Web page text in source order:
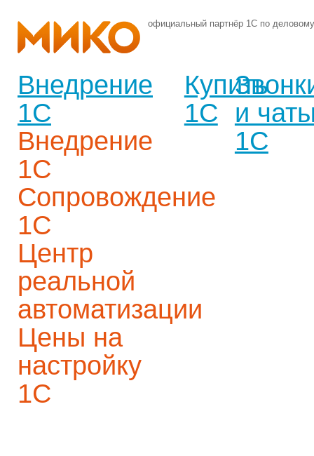
официальный партнёр 1С по
Внедрение
1С
Внедрение
1С
Сопровождение
1С
Центр
реальной
автоматизации
Цены на
настройку
1С
Купить
1С
и
1С